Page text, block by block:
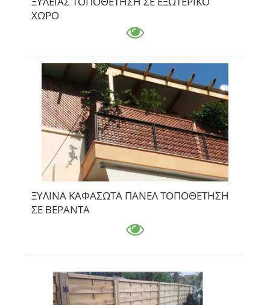
ΧΩΡΟ
ΞΥΛΙΝΑ ΚΑΦΑΣΩΤΑ ΠΑΝΕΛ ΤΟΠΟΘΕΤΗΣΗ
ΣΕ ΒΕΡΑΝΤΑ